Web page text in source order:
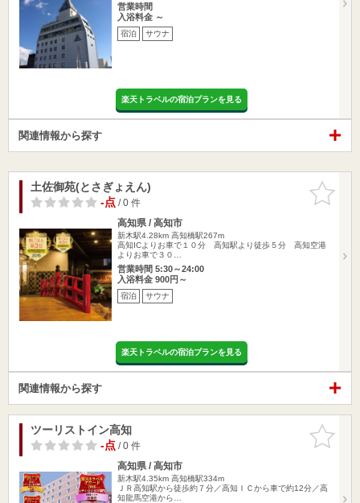
営業時間
入浴料金 ～
宿泊 サウナ
楽天トラベルの宿泊プランを見る
関連情報から探す
お気に入
りに追加
土佐御苑(とさぎょえん)
-点/ 0 件
高知県 / 高知市
新木駅4.28km 高知橋駅267m
高知ICよりお車で１０分 高知駅より徒歩５分 高知空港
よりお車で３０…
営業時間 5:30～24:00
入浴料金 900円～
宿泊 サウナ
楽天トラベルの宿泊プランを見る
関連情報から探す
お気に入
りに追加
ツーリストイン高知
-点/ 0 件
高知県 / 高知市
新木駅4.35km 高知橋駅334m
ＪＲ高知駅から徒歩約７分／高知ＩＣから車で約12分／高
知龍馬空港から…